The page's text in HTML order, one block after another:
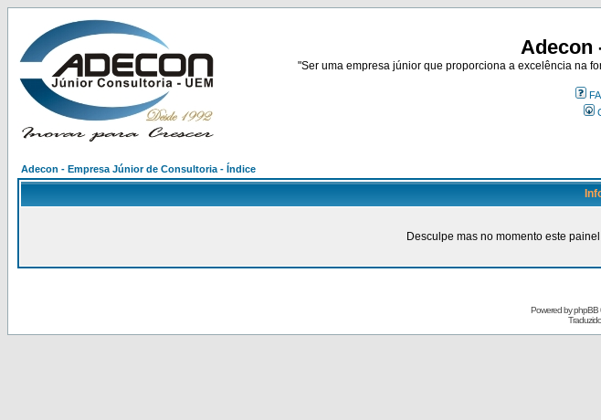
Adecon
"Ser uma empresa júnior que proporciona a excelência na
Adecon - Empresa Júnior de Consultoria - Índice
Desculpe mas no momento este
Powered byphpBB